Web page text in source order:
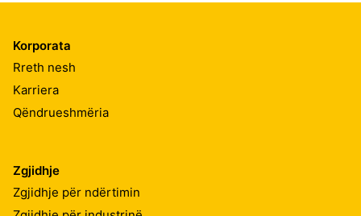
Korporata
Rreth nesh
Karriera
Qëndrueshmëria
Zgjidhje
Zgjidhje për ndërtimin